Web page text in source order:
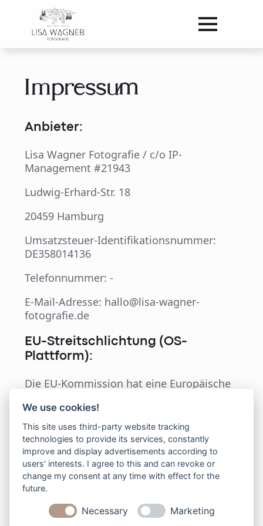
Impressum
Anbieter:
Lisa Wagner Fotografie / c/o IP-
Management #21943
Ludwig-Erhard-Str. 18
20459 Hamburg
Umsatzsteuer-Identifikationsnummer:
DE358014136
Telefonnummer: -
E-Mail-Adresse: hallo@lisa-wagner-
fotografie.de
EU-Streitschlichtung (OS-
Plattform):
Die EU-Kommission hat eine Europäische
Online-Beilegung von Streitigkeiten
zwischen Verbrauchern und
Unternehmern eingerichtet. Diese ist
erreichbar unter:
https://ec.europa.eu/consumers/odr
Der Anbieter ist nicht verpflichtet und
nicht bereit, an einem solchen
Schlichtungsverfahren teilzunehmen.Die
We use cookies!
This site uses third-party website tracking
technologies to provide its services, constantly
improve and display advertisements according to
users' interests. I agree to this and can revoke or
change my consent at any time with effect for the
future.
Necessary Marketing